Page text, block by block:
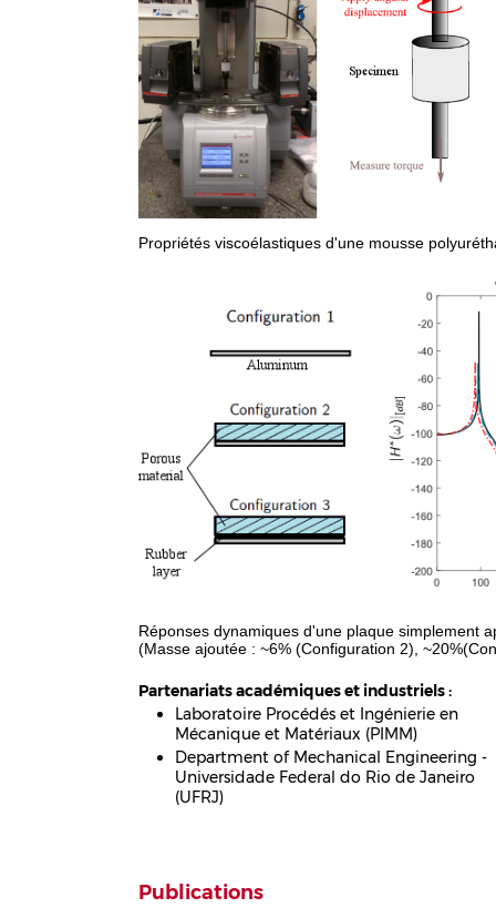
Propriétés viscoélastiques d'une mousse
Réponses dynamiques d'une plaque simplement
(Masse ajoutée : ~6% (Configuration 2),
Partenariats académiques et industriels :
Laboratoire Procédés et Ingénierie en
Mécanique et Matériaux (PIMM)
Department of Mechanical Engineering -
Universidade Federal do Rio de Janeiro
(UFRJ)
Publications